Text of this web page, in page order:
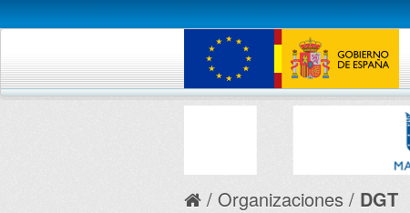
Organizaciones DGT